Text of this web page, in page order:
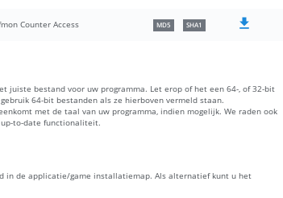
Counter Access MD5 SHA1
juiste bestand voor uw programma. Let erop of het een 64-, of 32-bit
64-bit bestanden als ze hierboven vermeld staan.
met de taal van uw programma, indien mogelijk. We raden ook
to-date functionaliteit.
in de applicatie/game installatiemap. Als alternatief kunt u het